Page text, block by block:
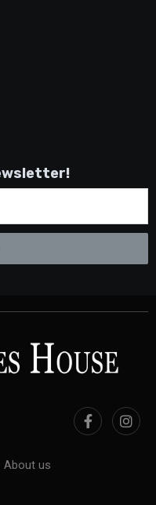
About us